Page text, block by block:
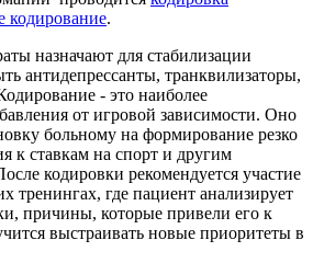
кодирование.
назначают для стабилизации
антидепрессанты, транквилизаторы,
- это наиболее
от игровой зависимости. Оно
больному на формирование резко
к ставкам на спорт и другим
кодировки рекомендуется участие
тренингах, где пациент анализирует
причины, которые привели его к
выстраивать новые приоритеты в